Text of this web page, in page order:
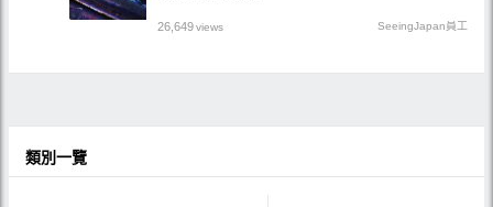
26,649views SeeingJapan員工
類別一覽